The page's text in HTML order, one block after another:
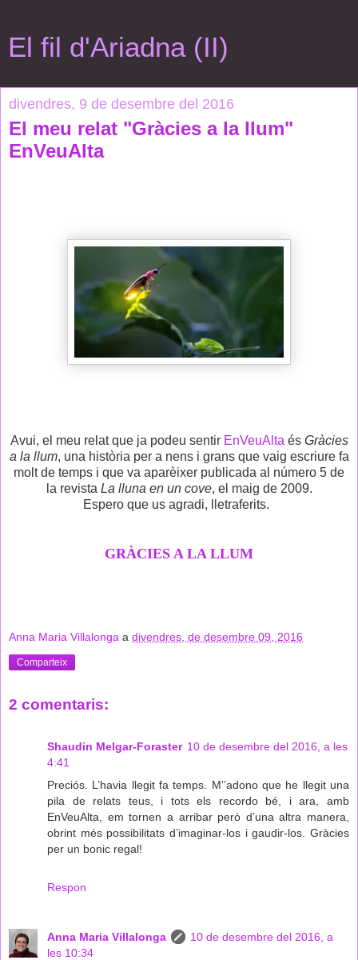
El fil d'Ariadna (II)
divendres, 9 de desembre del 2016
El meu relat "Gràcies a la llum"
EnVeuAlta
Avui, el meu relat que ja podeu sentir EnVeuAlta és Gràcies
a la llum, una història per a nens i grans que vaig escriure fa
molt de temps i que va aparèixer publicada al número 5 de
la revista La lluna en un cove, el maig de 2009.
Espero que us agradi, lletraferits.
GRÀCIES A LA LLUM
Anna Maria Villalonga a divendres, de desembre 09, 2016
Comparteix
2 comentaris:
Shaudin Melgar-Foraster 10 de desembre del 2016, a les
4:41
Preciós. L’havia llegit fa temps. M’’adono que he llegit una
pila de relats teus, i tots els recordo bé, i ara, amb
EnVeuAlta, em tornen a arribar però d’una altra manera,
obrint més possibilitats d’imaginar-los i gaudir-los. Gràcies
per un bonic regal!
Respon
Anna Maria Villalonga
10 de desembre del 2016, a
les 10:34